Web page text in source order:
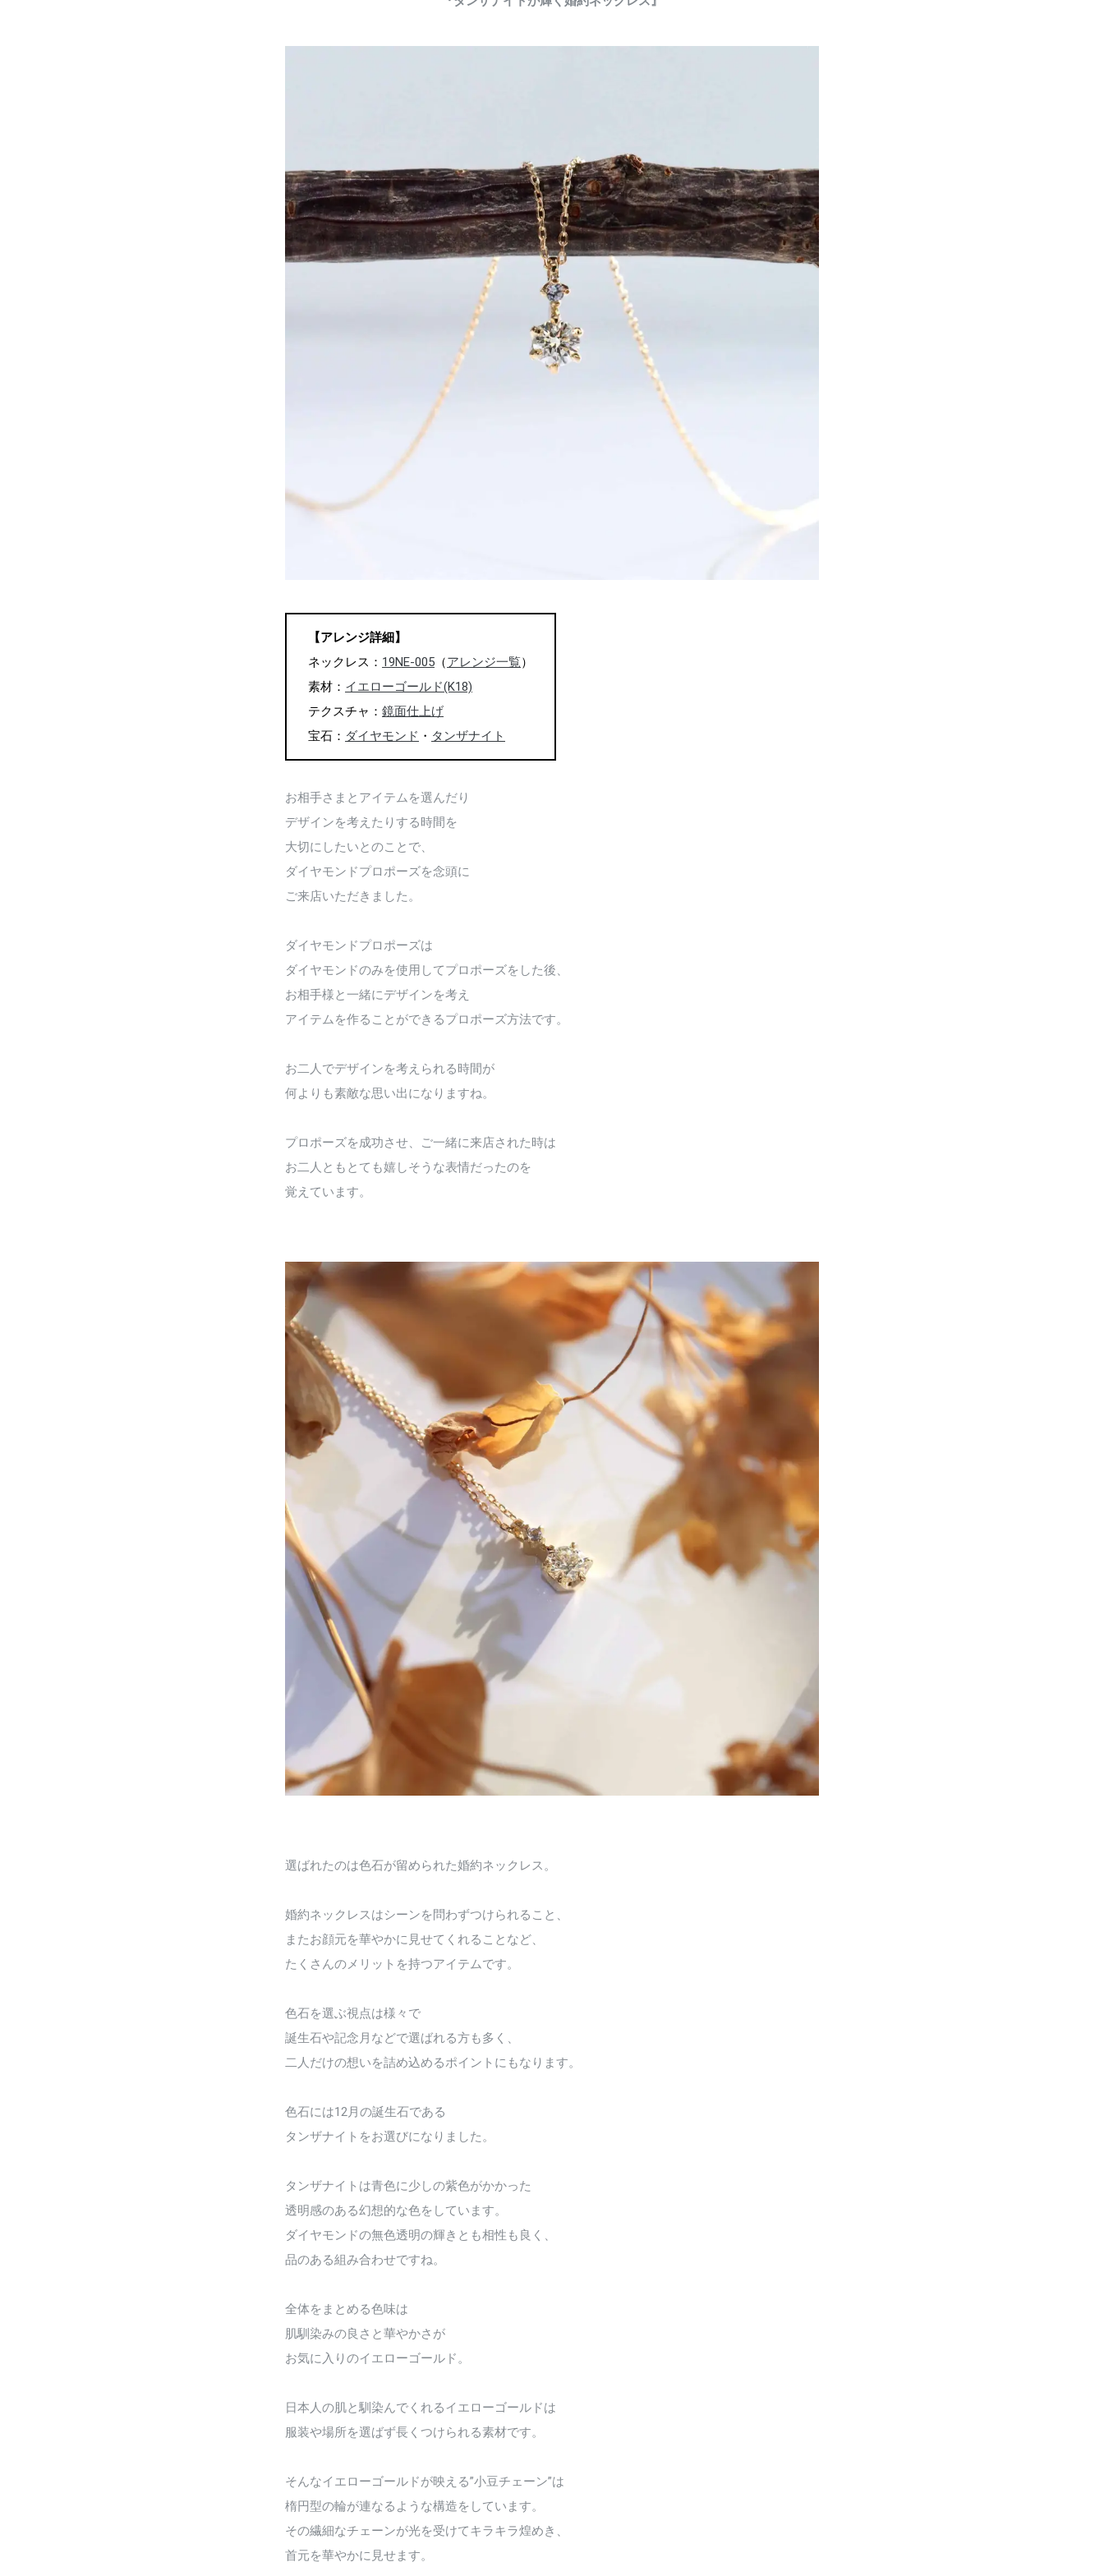
【アレンジ詳細】
ネックレス： 19NE-005 （アレンジ一覧）
素材： イエローゴールド(K18)
テクスチャ： 鏡面仕上げ
宝石： ダイヤモンド ・ タンザナイト
お相手さまとアイテムを選んだり
デザインを考えたりする時間を
大切にしたいとのことで、
ダイヤモンドプロポーズを念頭に
ご来店いただきました。
ダイヤモンドプロポーズは
ダイヤモンドのみを使用してプロポーズをした後、
お相手様と一緒にデザインを考え
アイテムを作ることができるプロポーズ方法です。
お二人でデザインを考えられる時間が
何よりも素敵な思い出になりますね。
プロポーズを成功させ、ご一緒に来店された時は
お二人ともとても嬉しそうな表情だったのを
覚えています。
選ばれたのは色石が留められた婚約ネックレス。
婚約ネックレスはシーンを問わずつけられること、
またお顔元を華やかに見せてくれることなど、
たくさんのメリットを持つアイテムです。
色石を選ぶ視点は様々で
誕生石や記念月などで選ばれる方も多く、
二人だけの想いを詰め込めるポイントにもなります。
色石には12月の誕生石である
タンザナイトをお選びになりました。
タンザナイトは青色に少しの紫色がかかった
透明感のある幻想的な色をしています。
ダイヤモンドの無色透明の輝きとも相性も良く、
品のある組み合わせですね。
全体をまとめる色味は
肌馴染みの良さと華やかさが
お気に入りのイエローゴールド。
日本人の肌と馴染んでくれるイエローゴールドは
服装や場所を選ばず長くつけられる素材です。
そんなイエローゴールドが映える”小豆チェーン”は
楕円型の輪が連なるような構造をしています。
その繊細なチェーンが光を受けてキラキラ煌めき、
首元を華やかに見せます。